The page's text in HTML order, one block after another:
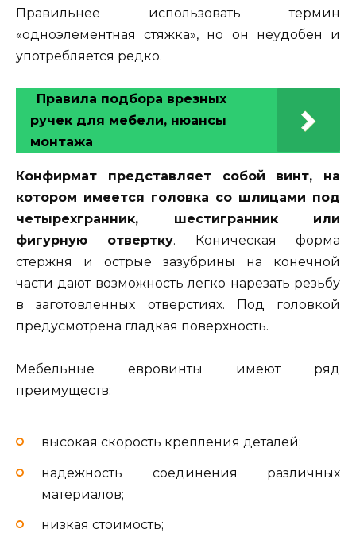
Правильнее использовать термин
«одноэлементная стяжка», но он неудобен и
употребляется редко.
Правила подбора врезных
ручек для мебели, нюансы
монтажа
Конфирмат представляет собой винт, на
котором имеется головка со шлицами под
четырехгранник, шестигранник или
фигурную отвертку. Коническая форма
стержня и острые зазубрины на конечной
части дают возможность легко нарезать резьбу
в заготовленных отверстиях. Под головкой
предусмотрена гладкая поверхность.
Мебельные евровинты имеют ряд
преимуществ:
высокая скорость крепления деталей;
надежность соединения различных
материалов;
низкая стоимость;